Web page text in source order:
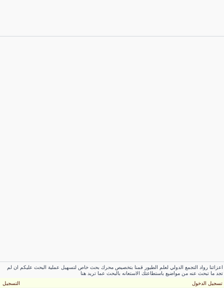
رواد التجمع الدولي لعلم الطيور قمنا بتخصيص محرك بحث خاص لتسهيل عملية البحث عليكم ان لم
ما تبحث عنه من مواضيع باستطاعتك الاستعانه بالبحث عما تريد هنا
تسجيل الدخول
التسجيل